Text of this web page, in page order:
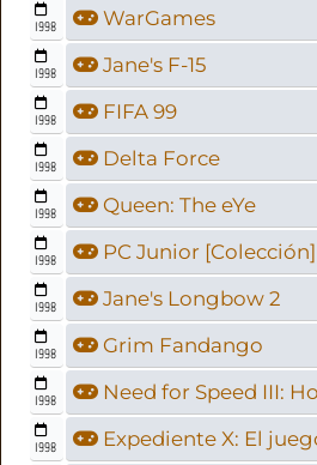
1998 WarGames
1998 Jane's F-15
1998 FIFA 99
1998 Delta Force
1998 Queen: The eYe
1998 PC Junior [Colección]
1998 Jane's Longbow 2
1998 Grim Fandango
1998 Need for Speed III:
1998 Expediente X: El